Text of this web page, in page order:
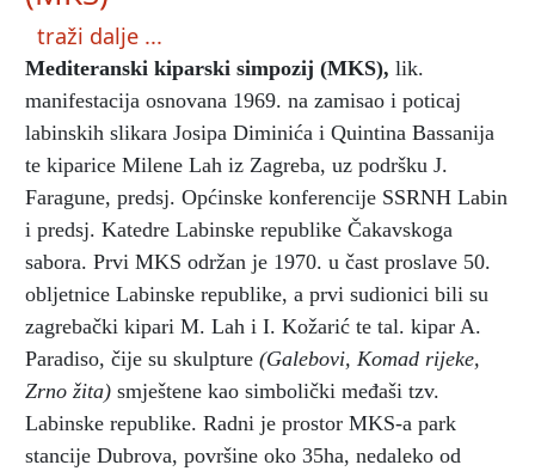
traži dalje ...
Mediteranski kiparski simpozij (MKS), lik.
manifestacija osnovana 1969. na zamisao i poticaj
labinskih slikara Josipa Diminića i Quintina Bassanija
te kiparice Milene Lah iz Zagreba, uz podršku J.
Faragune, predsj. Općinske konferencije SSRNH Labin
i predsj. Katedre Labinske republike Čakavskoga
sabora. Prvi MKS održan je 1970. u čast proslave 50.
obljetnice Labinske republike, a prvi sudionici bili su
zagrebački kipari M. Lah i I. Kožarić te tal. kipar A.
Paradiso, čije su skulpture (Galebovi, Komad rijeke,
Zrno žita) smještene kao simbolički međaši tzv.
Labinske republike. Radni je prostor MKS-a park
stancije Dubrova, površine oko 35ha, nedaleko od